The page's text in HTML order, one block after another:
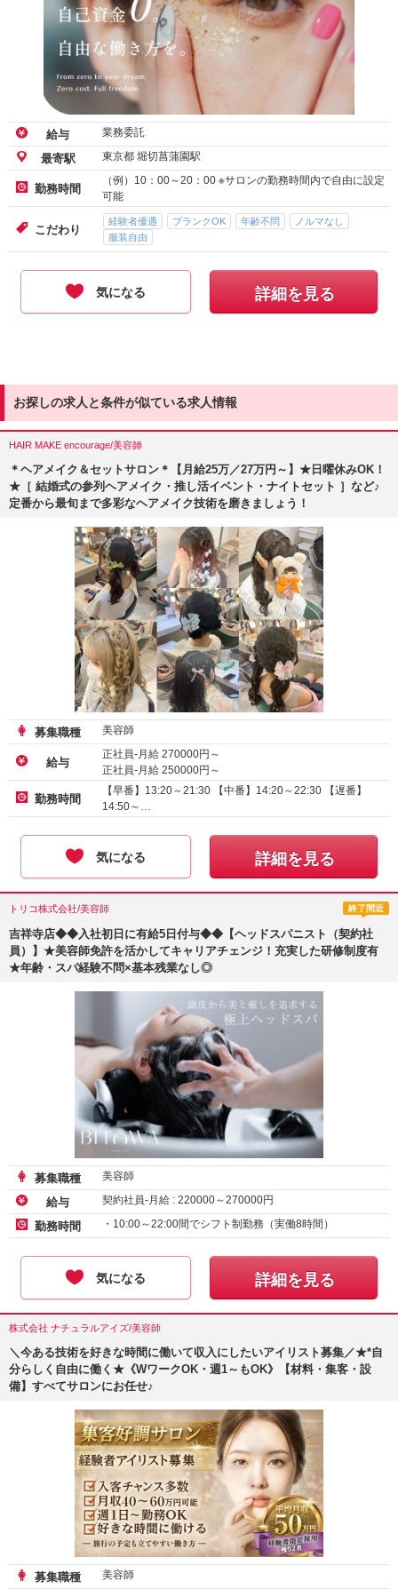
給与 業務委託
最寄駅 東京都 堀切菖蒲園駅
勤務時間
（例）10：00～20：00 ※サロンの勤務時間内で自由に設定
可能
こだわり
経験者優遇 ブランクOK 年齢不問
ノルマなし
服装自由
気になる 詳細を見る
お探しの求人と条件が似ている求人情報
HAIR MAKE encourage/美容師
＊ヘアメイク＆セットサロン＊【月給25万／27万円～】★日曜休みOK！
★［ 結婚式の参列ヘアメイク・推し活イベント・ナイトセット ］など♪
定番から最旬まで多彩なヘアメイク技術を磨きましょう！
募集職種 美容師
給与
正社員-月給 270000円～
正社員-月給 250000円～
業務委託
勤務時間
【早番】13:20～21:30 【中番】14:20～22:30 【遅番】
14:50～…
気になる 詳細を見る
トリコ株式会社/美容師 終了間近
吉祥寺店◆◆入社初日に有給5日付与◆◆【ヘッドスパニスト（契約社
員）】★美容師免許を活かしてキャリアチェンジ！充実した研修制度有
★年齢・スパ経験不問×基本残業なし◎
募集職種 美容師
給与 契約社員-月給 : 220000～270000円
勤務時間 ・10:00～22:00間でシフト制勤務（実働8時間）
気になる 詳細を見る
株式会社 ナチュラルアイズ/美容師
＼今ある技術を好きな時間に働いて収入にしたいアイリスト募集／★*自
分らしく自由に働く★《WワークOK・週1～もOK》【材料・集客・設
備】すべてサロンにお任せ♪
募集職種 美容師